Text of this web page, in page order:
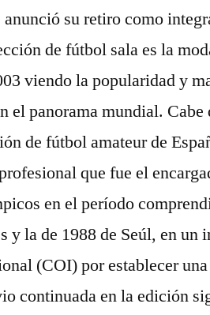
su retiro como
de fútbol sala es la
viendo la popularidad y
el panorama mundial. Cabe
de fútbol amateur de
que fue el
en el período
y la de 1988 de Seúl, en un
(COI) por establecer
continuada en la edición